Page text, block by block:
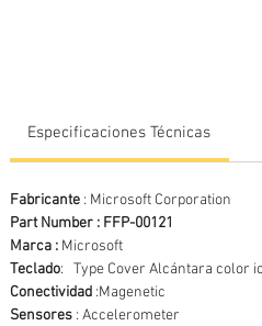
Especificaciones Técnicas
Fabricante : Microsoft Corporation
Part Number : FFP-00121
Marca : Microsoft
Teclado: Type Cover Alcántara color
Conectividad :Magenetic
Sensores : Accelerometer